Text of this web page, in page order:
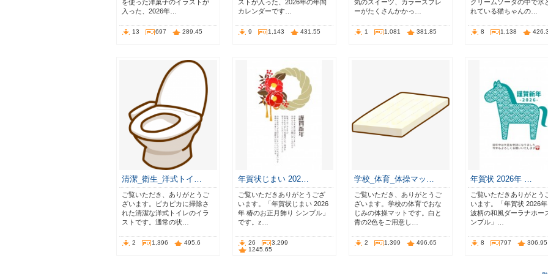
を使った洋菓子のイラストが
入った、2026年…
13 697 289.45
ストが入った、2026年の年間
カレンダーです…
9 1,143 431.55
気のスイーツ、カラースプレ
ーがたくさんかかっ…
1 1,081 381.85
クリームソーダの中で氷
れている猫ちゃんの…
8 1,138 426.3
清潔_衛生_洋式トイ…
ご覧いただき、ありがとうご
ざいます。ピカピカに掃除さ
れた清潔な洋式トイレのイラ
ストです。通常の状…
2 1,396 495.6
年賀状じまい 202…
ご覧いただきありがとうござ
います。「年賀状じまい 2026
年 椿のお正月飾り シンプル」
です。z…
26
3,299
1245.65
学校_体育_体操マッ…
ご覧いただき、ありがとうご
ざいます。学校の体育でおな
じみの体操マットです。白と
青の2色をご用意し…
2 1,399 496.65
年賀状 2026年 …
ご覧いただきありがとう
います。「年賀状 2026
波柄の和風ダーラナホー
ンプル」…
8 797 306.95